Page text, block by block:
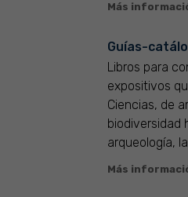
Más
Guías-
Libros para
expositivos
Ciencias, de
biodiversidad
arqueología,
Más